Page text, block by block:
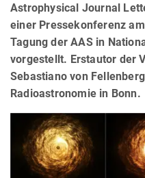
Astrophysical Journal
einer Pressekonferenz
Tagung der AAS in
vorgestellt. Erstautor der
Sebastiano von
Radioastronomie in Bonn.